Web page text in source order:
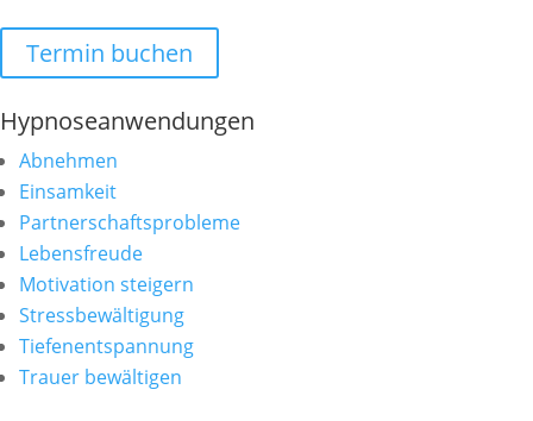
Termin buchen
Hypnoseanwendungen
Abnehmen
Einsamkeit
Partnerschaftsprobleme
Lebensfreude
Motivation steigern
Stressbewältigung
Tiefenentspannung
Trauer bewältigen